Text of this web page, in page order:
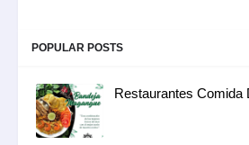
POPULAR POSTS
Restaurantes Comida